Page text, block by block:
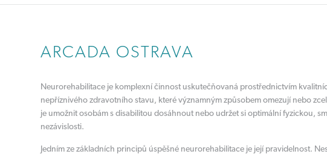
ARCADA OSTRAVA
Neurorehabilitace je komplexní činnost uskutečňovaná prostřednictvím
nepříznivého zdravotního stavu, které významným způsobem omezují nebo
je umožnit osobám s disabilitou dosáhnout nebo udržet si optimální fyzickou,
nezávislosti.
Jedním ze základních principů úspěšné neurorehabilitace je její pravidelnost.